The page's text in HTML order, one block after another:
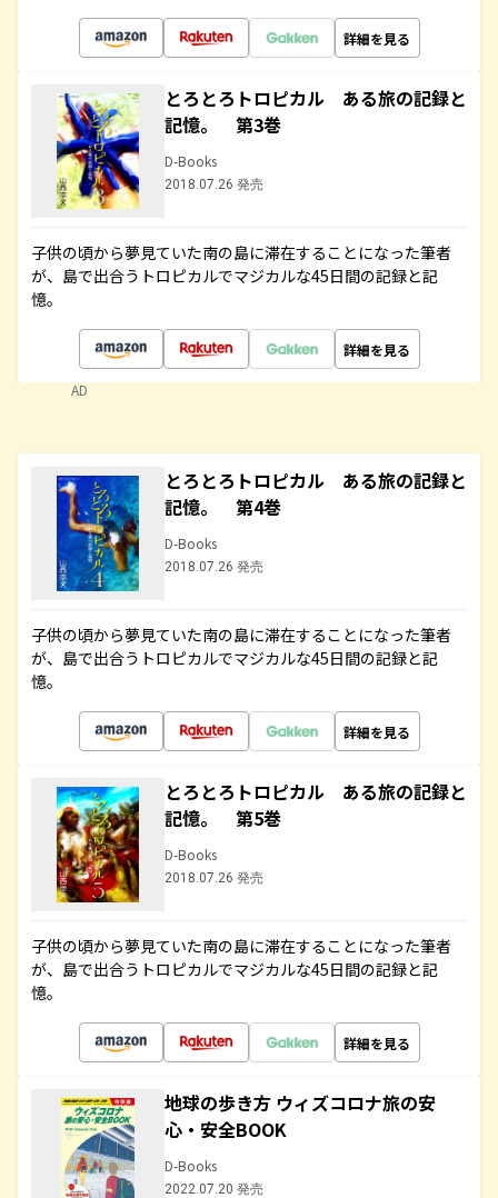
詳細を見る
とろとろトロピカル ある旅の記録と
記憶。 第3巻
D-Books
2018.07.26 発売
子供の頃から夢見ていた南の島に滞在することになった筆者
が、島で出合うトロピカルでマジカルな45日間の記録と記
憶。
詳細を見る
AD
とろとろトロピカル ある旅の記録と
記憶。 第4巻
D-Books
2018.07.26 発売
子供の頃から夢見ていた南の島に滞在することになった筆者
が、島で出合うトロピカルでマジカルな45日間の記録と記
憶。
詳細を見る
とろとろトロピカル ある旅の記録と
記憶。 第5巻
D-Books
2018.07.26 発売
子供の頃から夢見ていた南の島に滞在することになった筆者
が、島で出合うトロピカルでマジカルな45日間の記録と記
憶。
詳細を見る
地球の歩き方 ウィズコロナ旅の安
心・安全BOOK
D-Books
2022.07.20 発売